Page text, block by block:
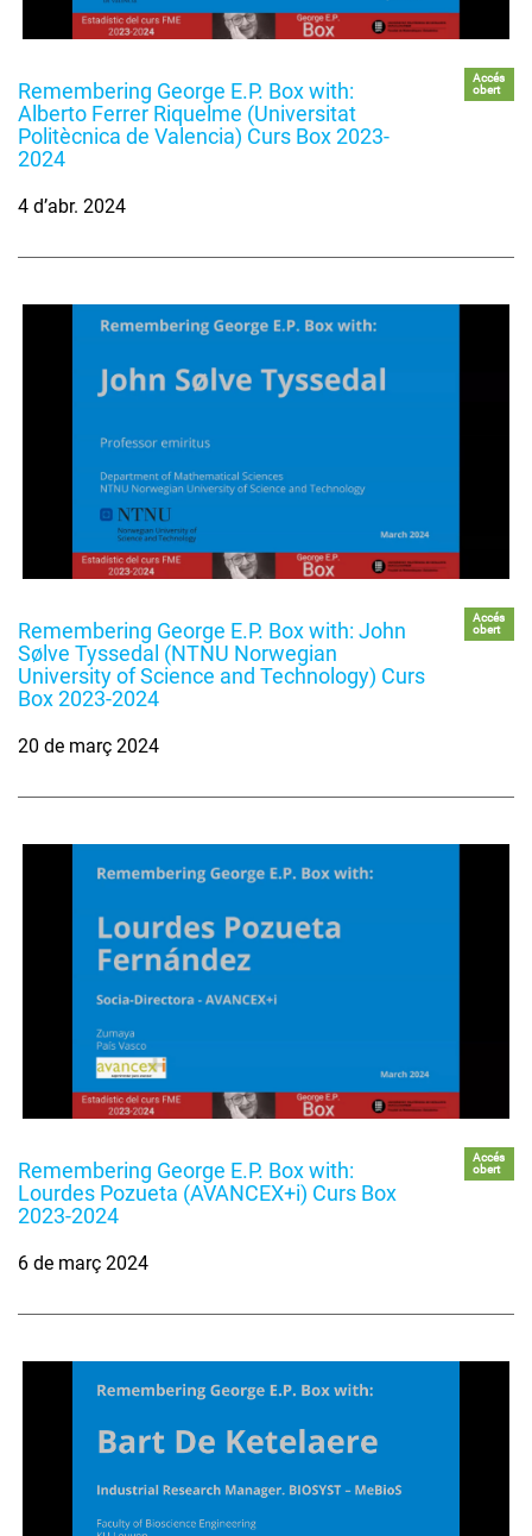
Remembering George E.P. Box with:
Alberto Ferrer Riquelme (Universitat
Politècnica de Valencia) Curs Box 2023-
2024
Accés
obert
4 d’abr. 2024
Remembering George E.P. Box with: John
Sølve Tyssedal (NTNU Norwegian
University of Science and Technology) Curs
Box 2023-2024
Accés
obert
20 de març 2024
Remembering George E.P. Box with:
Lourdes Pozueta (AVANCEX+i) Curs Box
2023-2024
Accés
obert
6 de març 2024